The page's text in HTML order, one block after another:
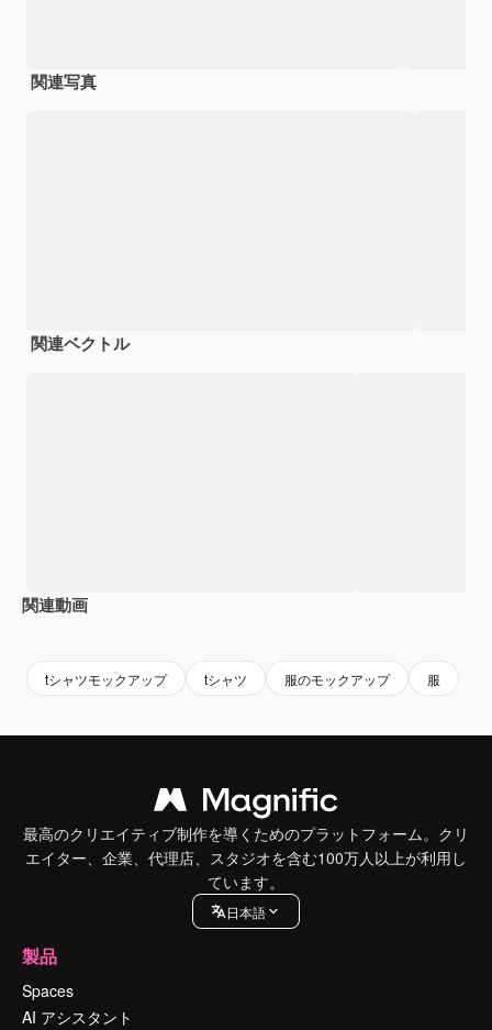
関連写真
関連ベクトル
関連動画
tシャツモックアップ tシャツ 服のモックアップ 服
最高のクリエイティブ制作を導くためのプラットフォーム。クリ
エイター、企業、代理店、スタジオを含む100万人以上が利用し
ています。
日本語
製品
Spaces
AI アシスタント